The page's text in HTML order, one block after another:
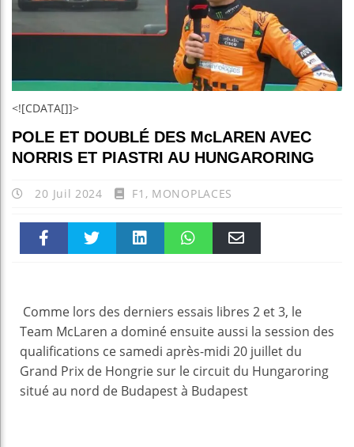
<![CDATA[]]>
POLE ET DOUBLÉ DES McLAREN AVEC
NORRIS ET PIASTRI AU HUNGARORING
20 Juil 2024 F1 , MONOPLACES
Comme lors des derniers essais libres 2 et 3, le
Team McLaren a dominé ensuite aussi la session des
qualifications ce samedi après-midi 20 juillet du
Grand Prix de Hongrie sur le circuit du Hungaroring
situé au nord de Budapest à Budapest